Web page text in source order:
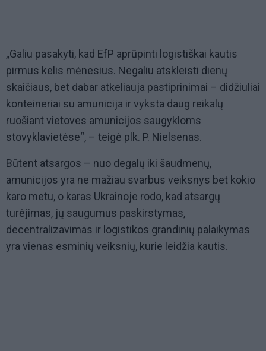
„Galiu pasakyti, kad EfP aprūpinti logistiškai kautis
pirmus kelis mėnesius. Negaliu atskleisti dienų
skaičiaus, bet dabar atkeliauja pastiprinimai – didžiuliai
konteineriai su amunicija ir vyksta daug reikalų
ruošiant vietoves amunicijos saugykloms
stovyklavietėse“, – teigė plk. P. Nielsenas.
Būtent atsargos – nuo degalų iki šaudmenų,
amunicijos yra ne mažiau svarbus veiksnys bet kokio
karo metu, o karas Ukrainoje rodo, kad atsargų
turėjimas, jų saugumus paskirstymas,
decentralizavimas ir logistikos grandinių palaikymas
yra vienas esminių veiksnių, kurie leidžia kautis.